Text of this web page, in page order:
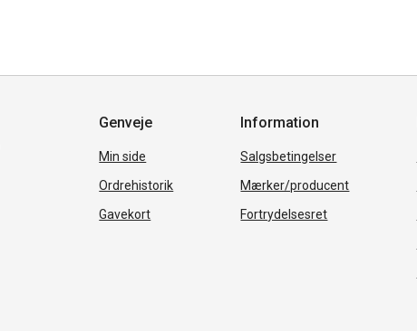
Genveje
Min side
Ordrehistorik
Gavekort
Information
Salgsbetingelser
Mærker/producent
Fortrydelsesret